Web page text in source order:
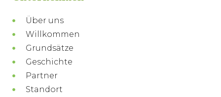
Über uns
Willkommen
Grundsätze
Geschichte
Partner
Standort